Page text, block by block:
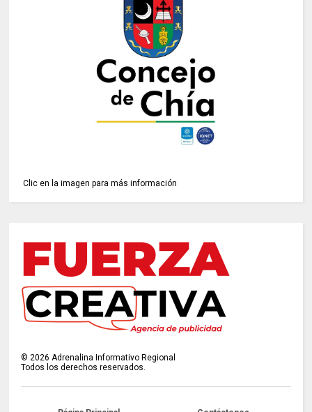
Clic en la imagen para más información
©2026 Adrenalina Informativo Regional
Todos los derechos reservados.